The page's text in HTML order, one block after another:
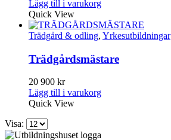
Lägg till i varukorg
Quick View
Trädgård & odling, Yrkesutbildningar
Trädgårdsmästare
20 900 kr
Lägg till i varukorg
Quick View
Visa: